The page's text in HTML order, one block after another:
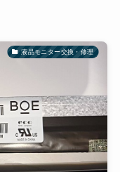
液晶モニター交換・修理